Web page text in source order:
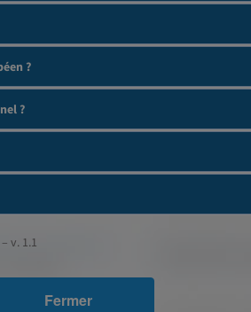
?
?
v. 1.1
Fermer